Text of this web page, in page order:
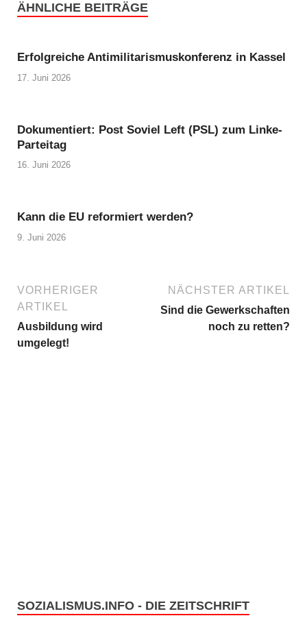
ÄHNLICHE BEITRÄGE
Erfolgreiche Antimilitarismuskonferenz in Kassel
17. Juni 2026
Dokumentiert: Post Soviel Left (PSL) zum Linke-
Parteitag
16. Juni 2026
Kann die EU reformiert werden?
9. Juni 2026
VORHERIGER
ARTIKEL
Ausbildung wird
umgelegt!
NÄCHSTER ARTIKEL
Sind die Gewerkschaften
noch zu retten?
SOZIALISMUS.INFO - DIE ZEITSCHRIFT